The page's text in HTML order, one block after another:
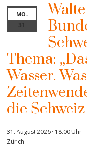
MO.
31
Thema:
Wasser.
die
31. August 2026 · 18:00 Uhr-
Zürich